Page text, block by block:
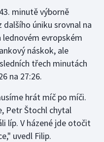
minutě výborně
dalšího úniku srovnal na
lednovém evropském
náskok, ale
třech minutách
na 27:26.
hrát míč po míči.
Petr Štochl chytal
líp. V házené jde otočit
uvedl Filip.